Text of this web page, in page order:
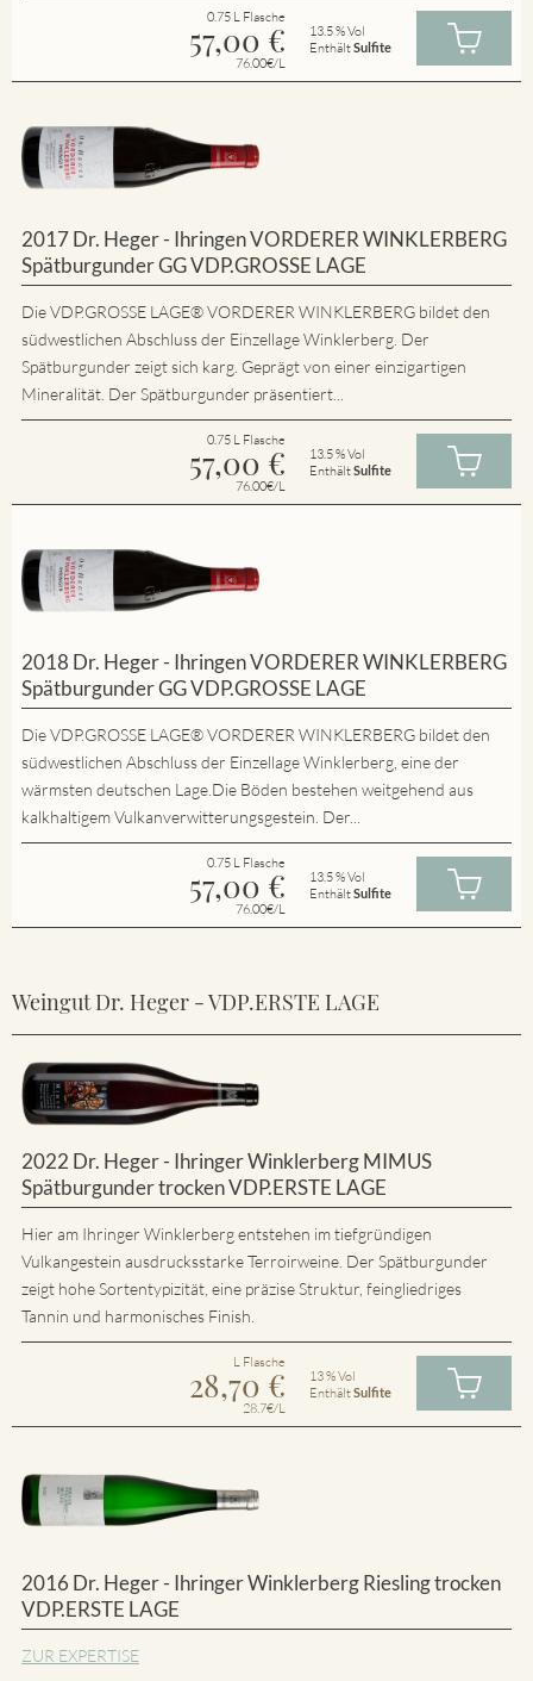
0.75 L Flasche
57,00 €
76.00€/L
13.5 % Vol
EnthältSulfite
2017 Dr. Heger - Ihringen VORDERER WINKLERBERG
Spätburgunder GG VDP.GROSSE LAGE
Die VDP.GROSSE LAGE® VORDERER WINKLERBERG bildet den
südwestlichen Abschluss der Einzellage Winklerberg. Der
Spätburgunder zeigt sich karg. Geprägt von einer einzigartigen
Mineralität. Der Spätburgunder präsentiert...
0.75 L Flasche
57,00 €
76.00€/L
13.5 % Vol
EnthältSulfite
2018 Dr. Heger - Ihringen VORDERER WINKLERBERG
Spätburgunder GG VDP.GROSSE LAGE
Die VDP.GROSSE LAGE® VORDERER WINKLERBERG bildet den
südwestlichen Abschluss der Einzellage Winklerberg, eine der
wärmsten deutschen Lage.Die Böden bestehen weitgehend aus
kalkhaltigem Vulkanverwitterungsgestein. Der...
0.75 L Flasche
57,00 €
76.00€/L
13.5 % Vol
EnthältSulfite
Weingut Dr. Heger - VDP.ERSTE LAGE
2022 Dr. Heger - Ihringer Winklerberg MIMUS
Spätburgunder trocken VDP.ERSTE LAGE
Hier am Ihringer Winklerberg entstehen im tiefgründigen
Vulkangestein ausdrucksstarke Terroirweine. Der Spätburgunder
zeigt hohe Sortentypizität, eine präzise Struktur, feingliedriges
Tannin und harmonisches Finish.
L Flasche
28,70 €
28.7€/L
13 % Vol
EnthältSulfite
2016 Dr. Heger - Ihringer Winklerberg Riesling trocken
VDP.ERSTE LAGE
ZUR EXPERTISE